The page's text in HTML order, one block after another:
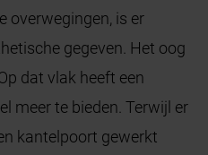
overwegingen, is er
gegeven. Het oog
dat vlak heeft een
meer te bieden. Terwijl er
kantelpoort gewerkt